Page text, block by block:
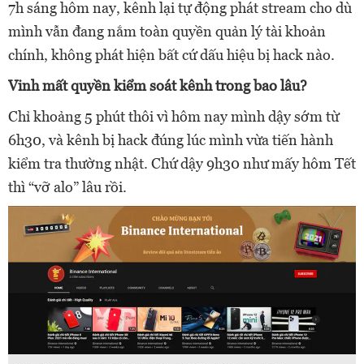
7h sáng hôm nay, kênh lại tự động phát stream cho dù
mình vẫn đang nắm toàn quyền quản lý tài khoản
chính, không phát hiện bất cứ dấu hiệu bị hack nào.
Vinh mất quyền kiểm soát kênh trong bao lâu?
Chỉ khoảng 5 phút thôi vì hôm nay mình dậy sớm từ
6h30, và kênh bị hack đúng lúc mình vừa tiến hành
kiểm tra thường nhật. Chứ dậy 9h30 như mấy hôm Tết
thì “vỡ alo” lâu rồi.